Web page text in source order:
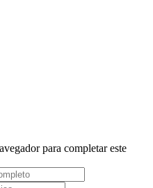
para completar este